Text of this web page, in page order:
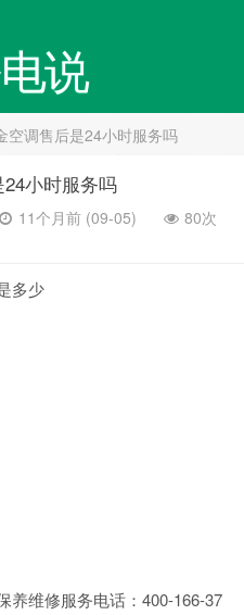
说
空调售后是24小时服务吗
小时服务吗
11个月前 (09-05)
80次
多少
养维修服务电话：400-166-37